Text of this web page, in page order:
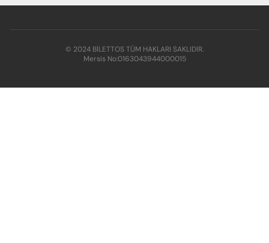
© 2024 BİLETTOS TÜM HAKLARI SAKLIDIR.
Mersis No:0163043944000015